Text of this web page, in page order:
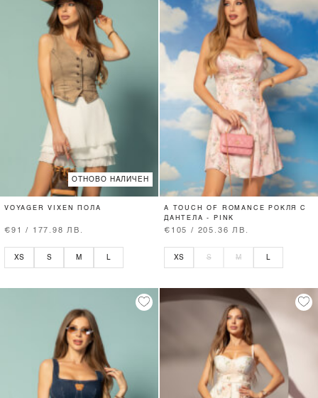
ОТНОВО НАЛИЧЕН
VOYAGER VIXEN ПОЛА
€91 / 177.98 ЛВ.
XS S M
A TOUCH OF ROMANCE РОКЛЯ С
ДАНТЕЛА - PINK
€105 / 205.36 ЛВ.
XS S M